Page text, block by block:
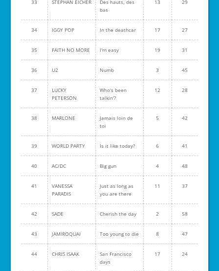
33 STEPHAN EICHER
Des hauts, des
bas
13 29
34 IGGY POP In the deathcar 17 27
35 FAITH NO MORE I'm easy 19 31
36 U2 Numb 3 45
37
LUCKY
PETERSON
Who's been
talkin'?
12 28
38 MARLONE
Jamais loin de
toi
5 42
39 WORLD PARTY Is it like today? 6 41
40 AC/DC Big gun 4 48
41
VANESSA
PARADIS
Just as long as
you are there
11 37
42 SADE Cherish the day 2 58
43 JAMIROQUAI Too young to die 8 47
44 CHRIS ISAAK
San Francisco
days
17 24